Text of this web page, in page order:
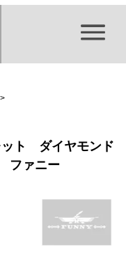
>
ット ダイヤモンド
ファニー